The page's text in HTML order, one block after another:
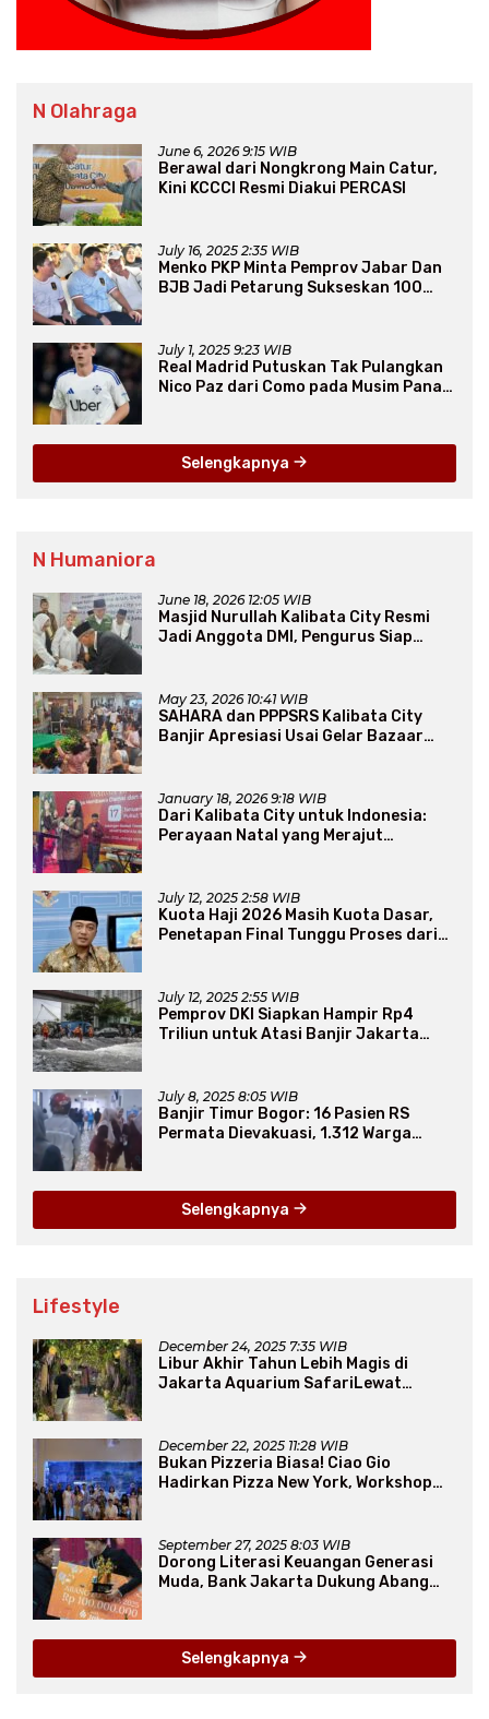
N Olahraga
June 6, 2026 9:15 WIB
Berawal dari Nongkrong Main Catur,
Kini KCCCI Resmi Diakui PERCASI
July 16, 2025 2:35 WIB
Menko PKP Minta Pemprov Jabar Dan
BJB Jadi Petarung Sukseskan 100
July 1, 2025 9:23 WIB
Real Madrid Putuskan Tak Pulangkan
Nico Paz dari Como pada Musim Panas
Selengkapnya
N Humaniora
June 18, 2026 12:05 WIB
Masjid Nurullah Kalibata City Resmi
Jadi Anggota DMI, Pengurus Siap
May 23, 2026 10:41 WIB
SAHARA dan PPPSRS Kalibata City
Banjir Apresiasi Usai Gelar Bazaar
January 18, 2026 9:18 WIB
Dari Kalibata City untuk Indonesia:
Perayaan Natal yang Merajut
July 12, 2025 2:58 WIB
Kuota Haji 2026 Masih Kuota Dasar,
Penetapan Final Tunggu Proses dari
July 12, 2025 2:55 WIB
Pemprov DKI Siapkan Hampir Rp4
Triliun untuk Atasi Banjir Jakarta
July 8, 2025 8:05 WIB
Banjir Timur Bogor: 16 Pasien RS
Permata Dievakuasi, 1.312 Warga
Selengkapnya
Lifestyle
December 24, 2025 7:35 WIB
Libur Akhir Tahun Lebih Magis di
Jakarta Aquarium SafariLewat
December 22, 2025 11:28 WIB
Bukan Pizzeria Biasa! Ciao Gio
Hadirkan Pizza New York, Workshop
September 27, 2025 8:03 WIB
Dorong Literasi Keuangan Generasi
Muda, Bank Jakarta Dukung Abang
Selengkapnya